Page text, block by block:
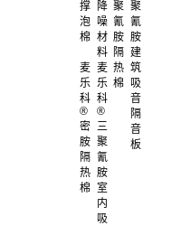
撑
泡
棉
降
噪
材
料
麦
乐
科
®
密
胺
隔
热
棉
麦
乐
科
®
三
聚
氰
胺
室
内
吸
聚
氰
胺
隔
热
棉
聚
氰
胺
建
筑
吸
音
隔
音
板